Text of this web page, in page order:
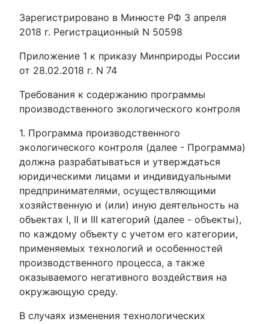
Зарегистрировано в Минюсте РФ 3 апреля
2018 г. Регистрационный N 50598
Приложение 1 к приказу Минприроды России
от 28.02.2018 г. N 74
Требования к содержанию программы
производственного экологического контроля
1. Программа производственного
экологического контроля (далее - Программа)
должна разрабатываться и утверждаться
юридическими лицами и индивидуальными
предпринимателями, осуществляющими
хозяйственную и (или) иную деятельность на
объектах I, II и III категорий (далее - объекты),
по каждому объекту с учетом его категории,
применяемых технологий и особенностей
производственного процесса, а также
оказываемого негативного воздействия на
окружающую среду.
В случаях изменения технологических